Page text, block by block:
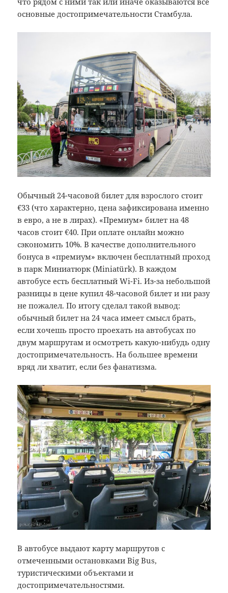
основные достопримечательности Стамбула.
Обычный 24-часовой билет для взрослого стоит
€33 (что характерно, цена зафиксирована именно
в евро, а не в лирах). «Премиум» билет на 48
часов стоит €40. При оплате онлайн можно
сэкономить 10%. В качестве дополнительного
бонуса в «премиум» включен бесплатный проход
в парк Миниатюрк (Miniatürk). В каждом
автобусе есть бесплатный Wi-Fi. Из-за небольшой
разницы в цене купил 48-часовой билет и ни разу
не пожалел. По итогу сделал такой вывод:
обычный билет на 24 часа имеет смысл брать,
если хочешь просто проехать на автобусах по
двум маршрутам и осмотреть какую-нибудь одну
достопримечательность. На большее времени
вряд ли хватит, если без фанатизма.
В автобусе выдают карту маршрутов с
отмеченными остановками Big Bus,
туристическими объектами и
достопримечательностями.